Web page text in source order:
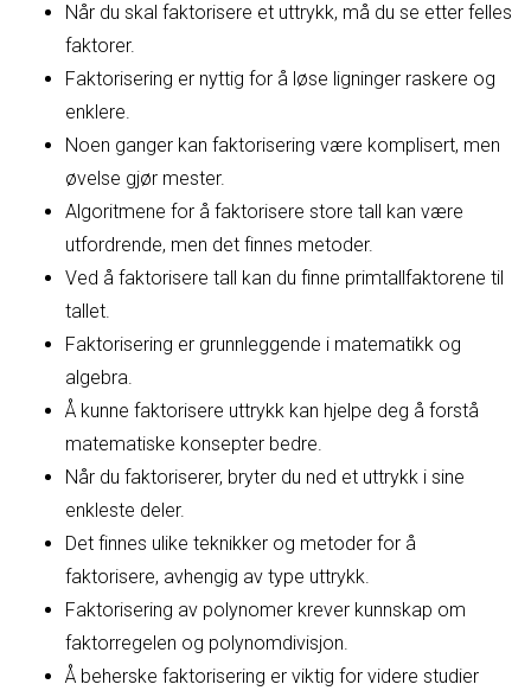
Når du skal faktorisere et uttrykk, må du se etter felles
faktorer.
Faktorisering er nyttig for å løse ligninger raskere og
enklere.
Noen ganger kan faktorisering være komplisert, men
øvelse gjør mester.
Algoritmene for å faktorisere store tall kan være
utfordrende, men det finnes metoder.
Ved å faktorisere tall kan du finne primtallfaktorene til
tallet.
Faktorisering er grunnleggende i matematikk og
algebra.
Å kunne faktorisere uttrykk kan hjelpe deg å forstå
matematiske konsepter bedre.
Når du faktoriserer, bryter du ned et uttrykk i sine
enkleste deler.
Det finnes ulike teknikker og metoder for å
faktorisere, avhengig av type uttrykk.
Faktorisering av polynomer krever kunnskap om
faktorregelen og polynomdivisjon.
Å beherske faktorisering er viktig for videre studier